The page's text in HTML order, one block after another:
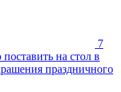
7
поставить на стол в
праздничного